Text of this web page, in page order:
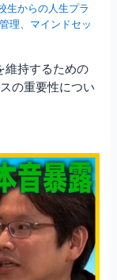
生からの人生プラ
理
マインドセッ
維持するための
の重要性につい